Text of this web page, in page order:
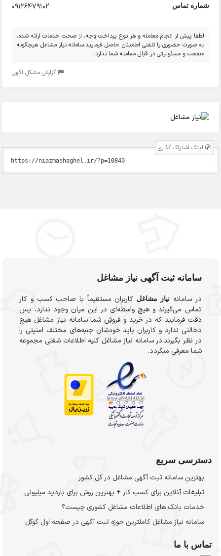
شماره تماس 09126479102
لطفا پیش از انجام معامله و هر نوع پرداخت وجه، از صحت خدمات ارائه شده،
به صورت حضوری یا تلفنی اطمینان حاصل فرمایید.سامانه نیاز مشاغل هیچگونه
منفعت و مسئولیتی در قبال معامله شما ندارد.
گزارش مشکل آگهی
لینک اشتراک گذاری
سامانه ثبت آگهی نیاز مشاغل
در سامانه نیاز مشاغل کاربران مستقیماً با صاحب کسب و کار
تماس می‌گیرند و هیچ واسطه‌ای در این میان وجود ندارد، پس
دقت فرمایید که در خرید و فروشِ شما سامانه نیاز مشاغل هیچ
دخالتی ندارد و کاربران باید خودشان جنبه‌های مختلف امنیتی را
در نظر بگیرند.در سامانه نیاز مشاغل کلیه اطلاعات شغلی مجموعه
شما معرفی میگردد.
دسترسی سریع
بهترین سامانه ثبت آگهی مشاغل در کل کشور
تبلیغات آنلاین برای کسب کار + بهترین روش برای بازدید میلیونی
خدمات بانک های اطلاعات مشاغل کشوری چیست؟
سامانه نیاز مشاغل کاملترین حوزه ثبت آگهی در صفحه اول گوگل
تماس با ما